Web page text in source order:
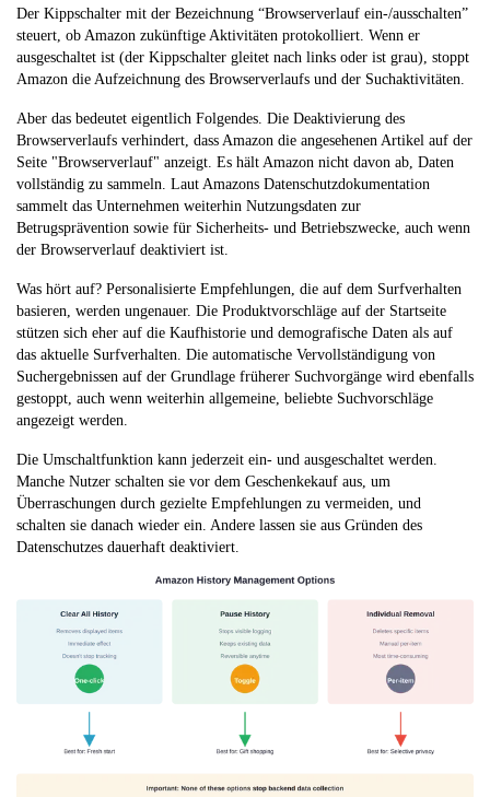
Der Kippschalter mit der Bezeichnung “Browserverlauf ein-/ausschalten”
steuert, ob Amazon zukünftige Aktivitäten protokolliert. Wenn er
ausgeschaltet ist (der Kippschalter gleitet nach links oder ist grau), stoppt
Amazon die Aufzeichnung des Browserverlaufs und der Suchaktivitäten.
Aber das bedeutet eigentlich Folgendes. Die Deaktivierung des
Browserverlaufs verhindert, dass Amazon die angesehenen Artikel auf der
Seite "Browserverlauf" anzeigt. Es hält Amazon nicht davon ab, Daten
vollständig zu sammeln. Laut Amazons Datenschutzdokumentation
sammelt das Unternehmen weiterhin Nutzungsdaten zur
Betrugsprävention sowie für Sicherheits- und Betriebszwecke, auch wenn
der Browserverlauf deaktiviert ist.
Was hört auf? Personalisierte Empfehlungen, die auf dem Surfverhalten
basieren, werden ungenauer. Die Produktvorschläge auf der Startseite
stützen sich eher auf die Kaufhistorie und demografische Daten als auf
das aktuelle Surfverhalten. Die automatische Vervollständigung von
Suchergebnissen auf der Grundlage früherer Suchvorgänge wird ebenfalls
gestoppt, auch wenn weiterhin allgemeine, beliebte Suchvorschläge
angezeigt werden.
Die Umschaltfunktion kann jederzeit ein- und ausgeschaltet werden.
Manche Nutzer schalten sie vor dem Geschenkekauf aus, um
Überraschungen durch gezielte Empfehlungen zu vermeiden, und
schalten sie danach wieder ein. Andere lassen sie aus Gründen des
Datenschutzes dauerhaft deaktiviert.